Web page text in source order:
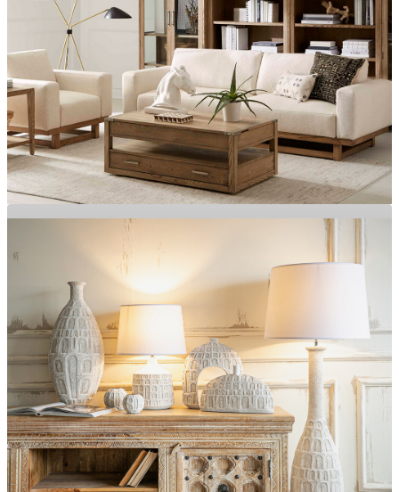
Özgün Tasarımlar, Zamansız Şıklık
MOBİLYA